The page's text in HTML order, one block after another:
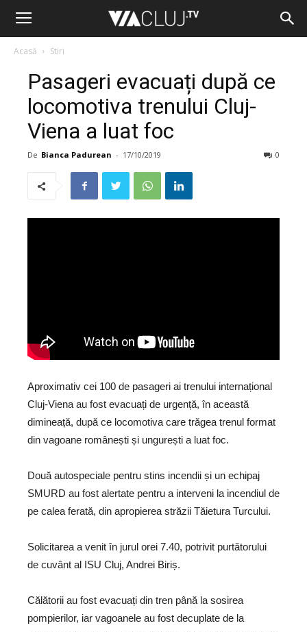
Acasă Stiri
Pasageri evacuați după ce
locomotiva trenului Cluj-
Viena a luat foc
De Bianca Padurean - 17/10/2019 0
Aproximativ cei 100 de pasageri ai trenului internațional
Cluj-Viena au fost evacuați de urgență, în această
dimineață, după ce locomotiva care trăgea trenul format
din vagoane românești și ungurești a luat foc.
Două autospeciale pentru stins incendii și un echipaj
SMURD au fost alertate pentru a interveni la incendiul de
pe calea ferată, din apropierea străzii Tăietura Turcului.
Solicitarea a venit în jurul orei 7.40, potrivit purtătorului
de cuvânt al ISU Cluj, Andrei Biriș.
Călătorii au fost evacuați din tren până la sosirea
pompierilor, iar vagoanele au fost decuplate de la